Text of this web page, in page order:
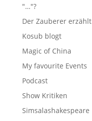
"…"?
Der Zauberer erzählt
Kosub blogt
Magic of China
My favourite Events
Podcast
Show Kritiken
Simsalashakespeare